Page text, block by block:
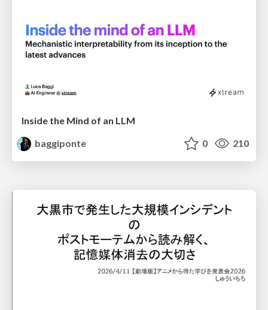
Inside the Mind of an LLM
baggiponte
0 210